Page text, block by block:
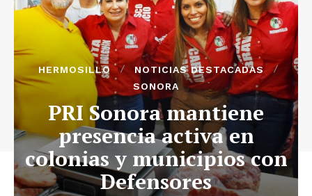
HERMOSILLO
NOTICIAS DESTACADAS
SONORA
PRI Sonora mantiene
presencia activa en
colonias y municipios con
Defensores